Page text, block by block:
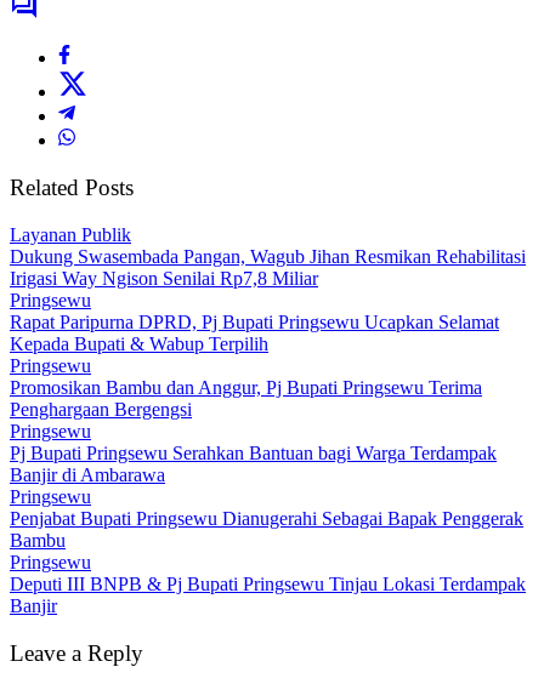
Related Posts
Layanan Publik
Dukung Swasembada Pangan, Wagub Jihan Resmikan Rehabilitasi
Irigasi Way Ngison Senilai Rp7,8 Miliar
Pringsewu
Rapat Paripurna DPRD, Pj Bupati Pringsewu Ucapkan Selamat
Kepada Bupati & Wabup Terpilih
Pringsewu
Promosikan Bambu dan Anggur, Pj Bupati Pringsewu Terima
Penghargaan Bergengsi
Pringsewu
Pj Bupati Pringsewu Serahkan Bantuan bagi Warga Terdampak
Banjir di Ambarawa
Pringsewu
Penjabat Bupati Pringsewu Dianugerahi Sebagai Bapak Penggerak
Bambu
Pringsewu
Deputi III BNPB & Pj Bupati Pringsewu Tinjau Lokasi Terdampak
Banjir
Leave a Reply